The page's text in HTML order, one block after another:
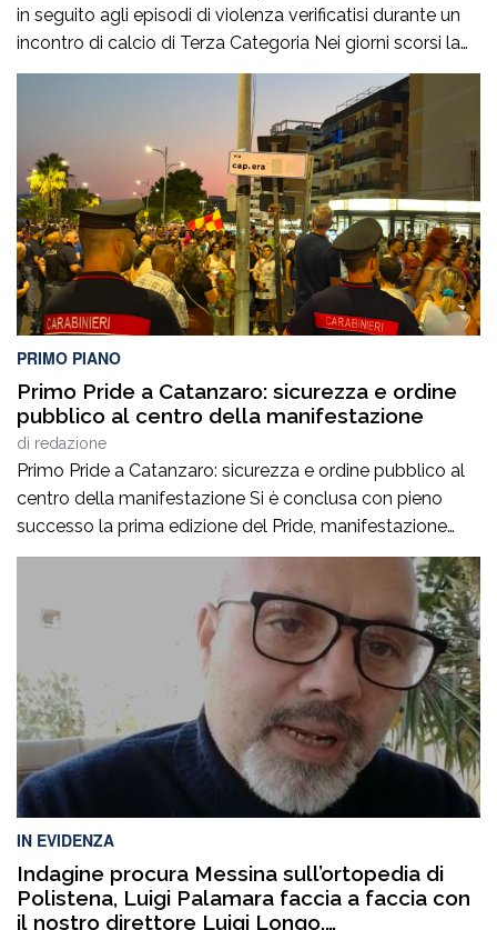
in seguito agli episodi di violenza verificatisi durante un
incontro di calcio di Terza Categoria Nei giorni scorsi la
Polizia di Stato ha notificato due provvedimenti di
Divieto di Accesso alle Manifestazioni Sportive
(D.A.SPO.), emessi dalla Questura di Reggio Calabria alla
fine del mese di luglio, nei […]
PRIMO PIANO
Primo Pride a Catanzaro: sicurezza e ordine
pubblico al centro della manifestazione
di redazione
Primo Pride a Catanzaro: sicurezza e ordine pubblico al
centro della manifestazione Si è conclusa con pieno
successo la prima edizione del Pride, manifestazione
accompagnata da un ricco programma di eventi
collaterali, tra cui AperiPride, presentazioni di libri, incontri
culturali, dibattiti, talk e momenti di confronto ospitati a
Catanzaro, con interventi e riflessioni dedicati ai […]
IN EVIDENZA
Indagine procura Messina sull’ortopedia di
Polistena, Luigi Palamara faccia a faccia con
il nostro direttore Luigi Longo.